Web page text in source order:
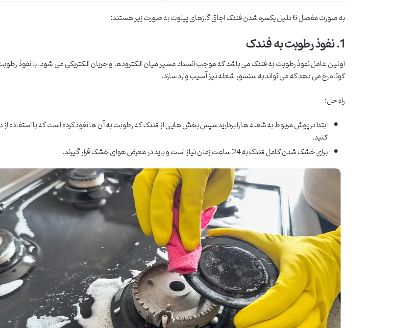
به صورت مفصل 6 دلیل یکسره شدن فندک اجاق گازهای پیلوت به صورت زیر هستند:
1. نفوذ رطوبت به فندک
اولین عامل نفوذ رطوبت به فندک می باشد که موجب انسداد مسیر میان الکترودها و جریان الکتریکی می شود. با نفوذ
کوتاه رخ می دهد که می تواند به سنسور شعله نیز آسیب وارد سازد.
راه حل:
ابتدا درپوش مربوط به شعله ها را بردارید سپس بخش هایی از فندک که رطوبت به آن ها نفوذ کرده است که با
کنید.
برای خشک شدن کامل فندک به 24 ساعت زمان نیاز است و باید در معرض هوای خشک قرار گیرند.